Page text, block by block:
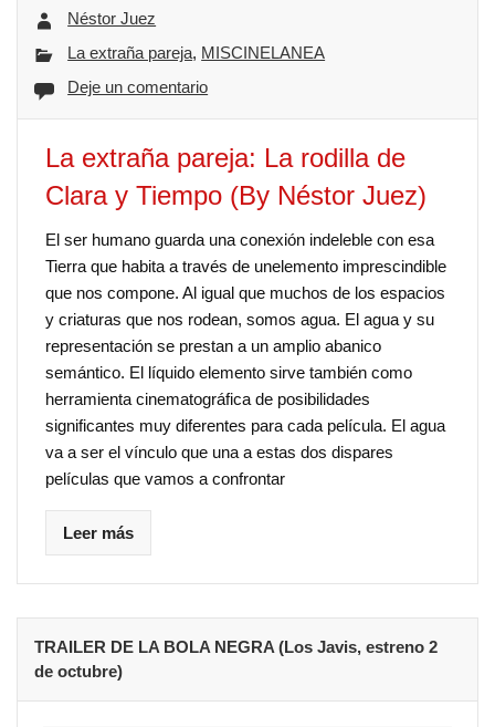
Néstor Juez
La extraña pareja, MISCINELANEA
Deje un comentario
La extraña pareja: La rodilla de
Clara y Tiempo (By Néstor Juez)
El ser humano guarda una conexión indeleble con esa
Tierra que habita a través de unelemento imprescindible
que nos compone. Al igual que muchos de los espacios
y criaturas que nos rodean, somos agua. El agua y su
representación se prestan a un amplio abanico
semántico. El líquido elemento sirve también como
herramienta cinematográfica de posibilidades
significantes muy diferentes para cada película. El agua
va a ser el vínculo que una a estas dos dispares
películas que vamos a confrontar
Leer más
TRAILER DE LA BOLA NEGRA (Los Javis, estreno 2
de octubre)